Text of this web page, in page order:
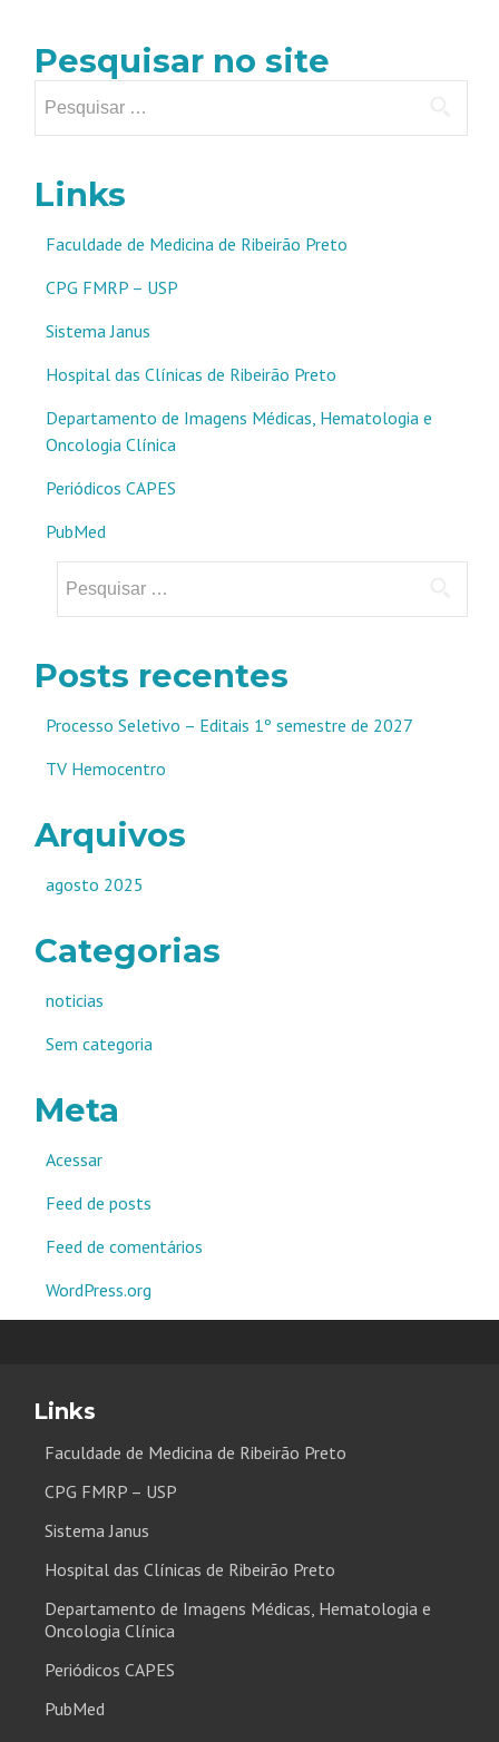
Pesquisar no site
por:
Links
Faculdade de Medicina de Ribeirão Preto
CPG FMRP – USP
Sistema Janus
Hospital das Clínicas de Ribeirão Preto
Departamento de Imagens Médicas, Hematologia e
Oncologia Clínica
Periódicos CAPES
PubMed
por:
Posts recentes
Processo Seletivo – Editais 1º semestre de 2027
TV Hemocentro
Arquivos
agosto 2025
Categorias
noticias
Sem categoria
Meta
Acessar
Feed de posts
Feed de comentários
WordPress.org
Links
Faculdade de Medicina de Ribeirão Preto
CPG FMRP – USP
Sistema Janus
Hospital das Clínicas de Ribeirão Preto
Departamento de Imagens Médicas, Hematologia e
Oncologia Clínica
Periódicos CAPES
PubMed